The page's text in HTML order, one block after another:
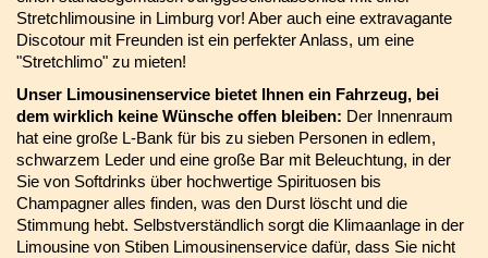
Stretchlimousine in Limburg vor! Aber auch eine extravagante
Discotour mit Freunden ist ein perfekter Anlass, um eine
"Stretchlimo" zu mieten!
Unser Limousinenservice bietet Ihnen ein Fahrzeug, bei
dem wirklich keine Wünsche offen bleiben: Der Innenraum
hat eine große L-Bank für bis zu sieben Personen in edlem,
schwarzem Leder und eine große Bar mit Beleuchtung, in der
Sie von Softdrinks über hochwertige Spirituosen bis
Champagner alles finden, was den Durst löscht und die
Stimmung hebt. Selbstverständlich sorgt die Klimaanlage in der
Limousine von Stiben Limousinenservice dafür, dass Sie nicht